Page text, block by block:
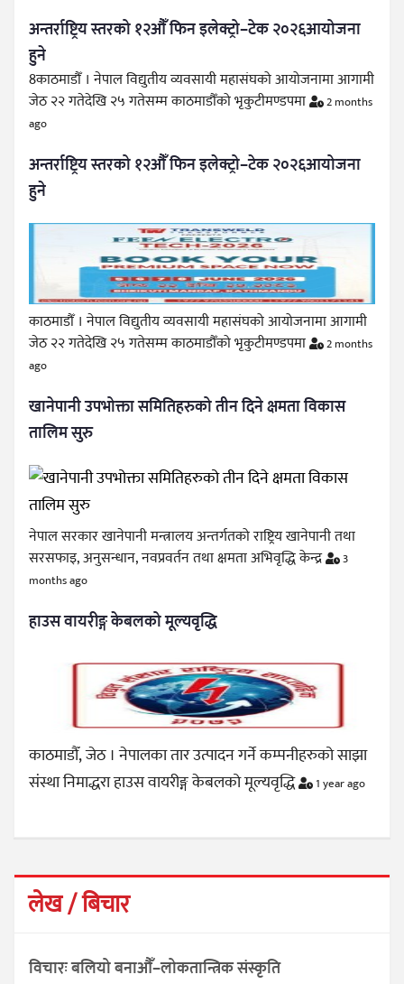
अन्तर्राष्ट्रिय स्तरको १२औँ फिन इलेक्ट्रो–टेक २०२६आयोजना
हुने
8काठमाडौँ । नेपाल विद्युतीय व्यवसायी महासंघको आयोजनामा आगामी
जेठ २२ गतेदेखि २५ गतेसम्म काठमाडौँको भृकुटीमण्डपमा
2 months
ago
अन्तर्राष्ट्रिय स्तरको १२औँ फिन इलेक्ट्रो–टेक २०२६आयोजना
हुने
काठमाडौँ । नेपाल विद्युतीय व्यवसायी महासंघको आयोजनामा आगामी
जेठ २२ गतेदेखि २५ गतेसम्म काठमाडौँको भृकुटीमण्डपमा
2 months
ago
खानेपानी उपभोक्ता समितिहरुको तीन दिने क्षमता विकास
तालिम सुरु
नेपाल सरकार खानेपानी मन्त्रालय अन्तर्गतको राष्ट्रिय खानेपानी तथा
सरसफाइ, अनुसन्धान, नवप्रवर्तन तथा क्षमता अभिवृद्धि केन्द्र
3
months ago
हाउस वायरीङ्ग केबलको मूल्यवृद्धि
काठमाडौँ, जेठ । नेपालका तार उत्पादन गर्ने कम्पनीहरुको साझा
संस्था निमाद्धरा हाउस वायरीङ्ग केबलको मूल्यवृद्धि
1 year ago
लेख / बिचार
विचारः बलियो बनाऔँ–लोकतान्त्रिक संस्कृति